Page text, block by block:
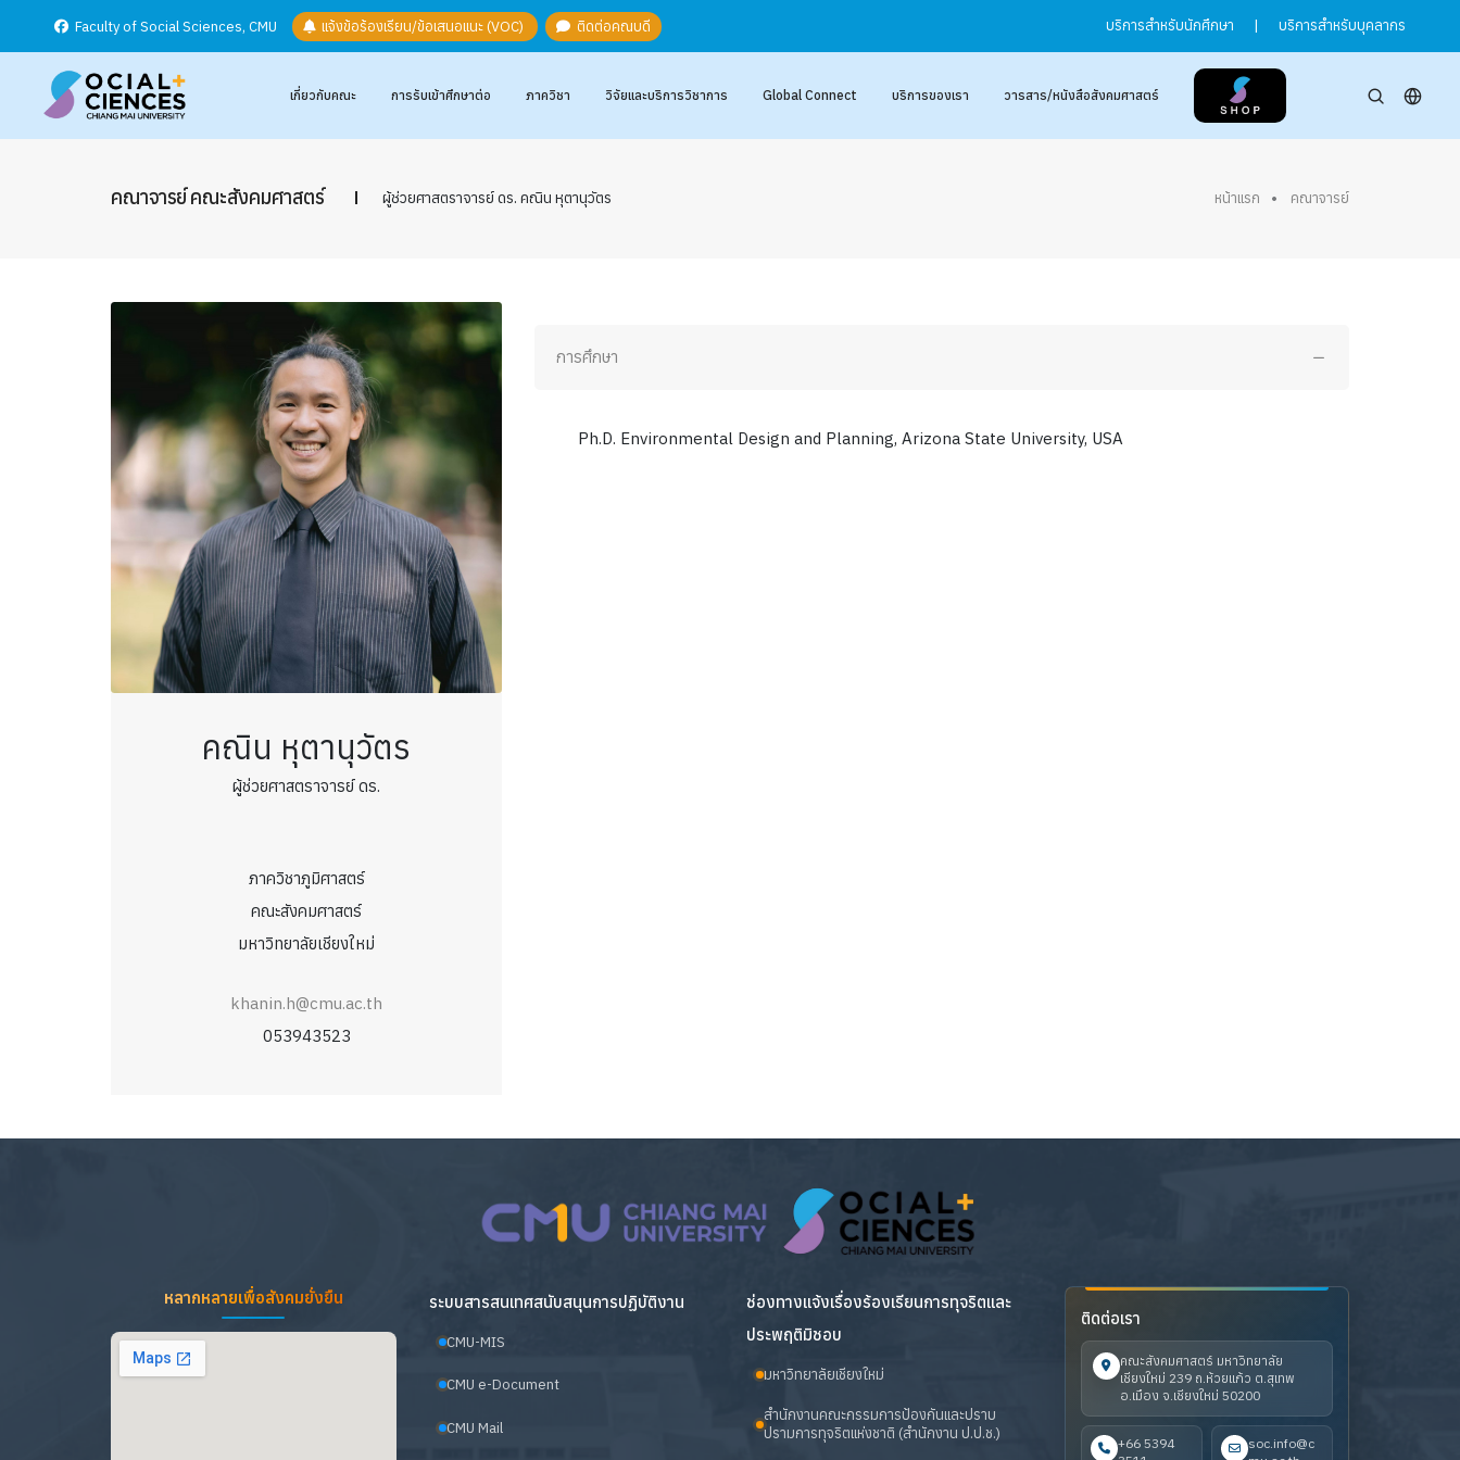
Faculty of Social Sciences, CMU แจ้งข้อร้องเรียน/ข้อเสนอแนะ (VOC) ติดต่อคณบดี บริการสำหรับนักศึกษา | บริการสำหรับบุคลากร
เกี่ยวกับคณะ การรับเข้าศึกษาต่อ ภาควิชา วิจัยและบริการวิชาการ Global Connect บริการของเรา วารสาร/หนังสือสังคมศาสตร์
คณาจารย์ คณะสังคมศาสตร์ ผู้ช่วยศาสตราจารย์ ดร. คณิน หุตานุวัตร หน้าแรก คณาจารย์
คณิน หุตานุวัตร
ผู้ช่วยศาสตราจารย์ ดร.
ภาควิชาภูมิศาสตร์
คณะสังคมศาสตร์
มหาวิทยาลัยเชียงใหม่
khanin.h@cmu.ac.th
053943523
การศึกษา
Ph.D. Environmental Design and Planning, Arizona State University, USA
หลากหลายเพื่อสังคมยั่งยืน ระบบสารสนเทศสนับสนุนการปฏิบัติงาน
CMU-MIS
CMU e-Document
CMU Mail
ช่องทางแจ้งเรื่องร้องเรียนการทุจริตและ
ประพฤติมิชอบ
มหาวิทยาลัยเชียงใหม่
สำนักงานคณะกรรมการป้องกันและปราบ
ปรามการทุจริตแห่งชาติ (สำนักงาน ป.ป.ช.)
ติดต่อเรา
คณะสังคมศาสตร์ มหาวิทยาลัย
เชียงใหม่ 239 ถ.ห้วยแก้ว ต.สุเทพ
อ.เมือง จ.เชียงใหม่ 50200
+66 5394
soc.info@c